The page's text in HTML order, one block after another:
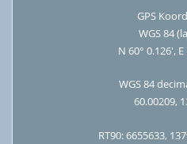
GPS
WGS 84
N 60° 0.126′,
WGS 84
60.00209,
RT90: 6655633,